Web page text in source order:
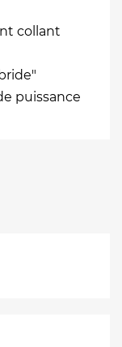
collant
puissance